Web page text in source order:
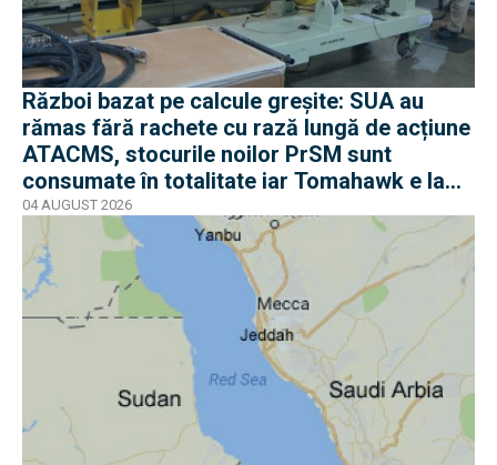
Război bazat pe calcule greșite: SUA au
rămas fără rachete cu rază lungă de acțiune
ATACMS, stocurile noilor PrSM sunt
consumate în totalitate iar Tomahawk e la
jumătate
04 AUGUST 2026